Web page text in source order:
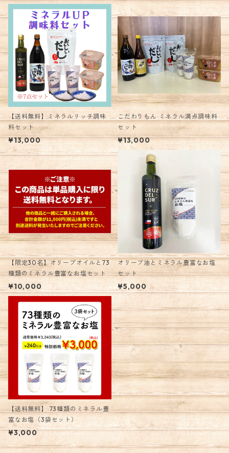
【送料無料】ミネラルリッチ調味
料セット
¥13,000
こだわりもん ミネラル満点調味料
セット
¥13,000
【限定30名】オリーブオイルと73
種類のミネラル豊富なお塩セット
¥10,000
オリーブ油とミネラル豊富なお塩
セット
¥5,000
【送料無料】 73種類のミネラル豊
富なお塩（3袋セット）
¥3,000